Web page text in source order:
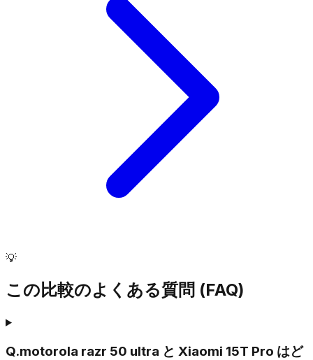
💡
この比較のよくある質問 (FAQ)
Q.motorola razr 50 ultra と Xiaomi 15T Pro はど